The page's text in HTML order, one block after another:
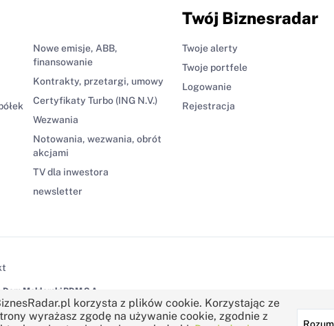
Nowe emisje, ABB,
finansowanie
Kontrakty, przetargi, umowy
Certyfikaty Turbo (ING N.V.)
Wezwania
Notowania, wezwania, obrót
akcjami
TV dla inwestora
newsletter
Twój Biznesradar
Twoje alerty
Twoje portfele
Logowanie
Rejestracja
Dom Maklerski BDM S.A.
korzysta z plików cookie. Korzystając ze
wyrażasz zgodę na używanie cookie, zgodnie z